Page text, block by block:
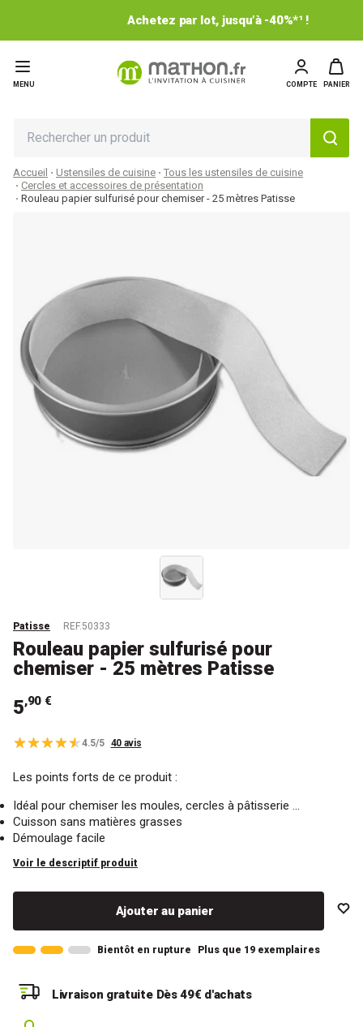
Achetez par lot, jusqu’à -40%*¹ !
MENU COMPTE PANIER
Accueil Ustensiles de cuisine
Tous les ustensiles de cuisine
Cercles et accessoires de présentation
Rouleau papier sulfurisé pour chemiser - 25 mètres Patisse
Patisse REF.50333
Rouleau papier sulfurisé pour
chemiser - 25 mètres Patisse
5,90 €
4.5/5 40 avis
Les points forts de ce produit :
Idéal pour chemiser les moules, cercles à pâtisserie ...
Cuisson sans matières grasses
Démoulage facile
Voir le descriptif produit
Ajouter au panier
Bientôt en rupture Plus que 19 exemplaires
Livraison gratuite Dès 49€ d'achats